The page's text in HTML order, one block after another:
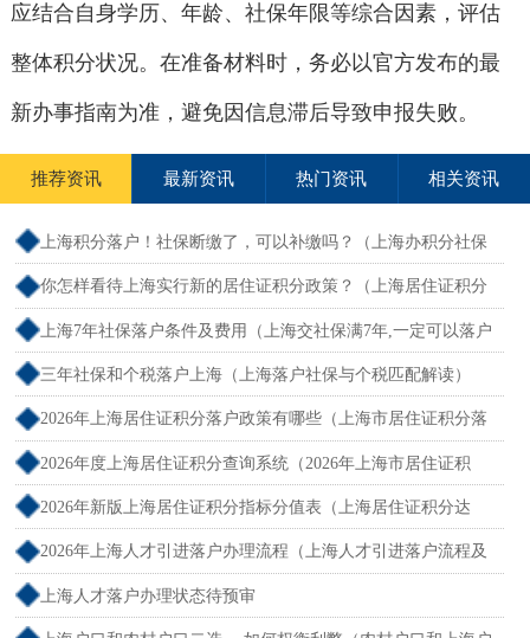
应结合自身学历、年龄、社保年限等综合因素，评估
整体积分状况。在准备材料时，务必以官方发布的最
新办事指南为准，避免因信息滞后导致申报失败。
推荐资讯 最新资讯 热门资讯 相关资讯
上海积分落户！社保断缴了，可以补缴吗？（上海办积分社保
断交需要重新计算吗）
你怎样看待上海实行新的居住证积分政策？（上海居住证积分
新规）
上海7年社保落户条件及费用（上海交社保满7年,一定可以落户
吗？）
三年社保和个税落户上海（上海落户社保与个税匹配解读）
2026年上海居住证积分落户政策有哪些（上海市居住证积分落
户政策2026年）
2026年度上海居住证积分查询系统（2026年上海市居住证积
分）
2026年新版上海居住证积分指标分值表（上海居住证积分达
标）
2026年上海人才引进落户办理流程（上海人才引进落户流程及
所需时间）
上海人才落户办理状态待预审